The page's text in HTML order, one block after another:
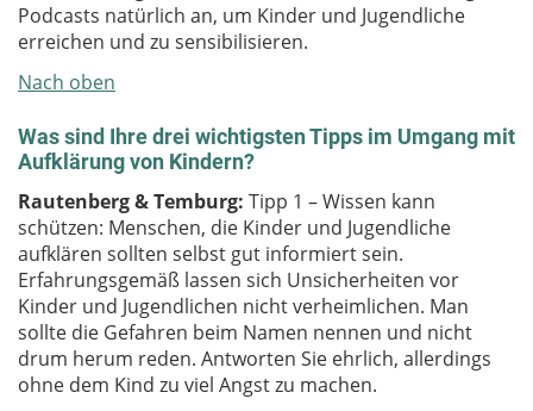
Podcasts natürlich an, um Kinder und Jugendliche
erreichen und zu sensibilisieren.
Nach oben
Was sind Ihre drei wichtigsten Tipps im Umgang mit
Aufklärung von Kindern?
Rautenberg & Temburg: Tipp 1 – Wissen kann
schützen: Menschen, die Kinder und Jugendliche
aufklären sollten selbst gut informiert sein.
Erfahrungsgemäß lassen sich Unsicherheiten vor
Kinder und Jugendlichen nicht verheimlichen. Man
sollte die Gefahren beim Namen nennen und nicht
drum herum reden. Antworten Sie ehrlich, allerdings
ohne dem Kind zu viel Angst zu machen.